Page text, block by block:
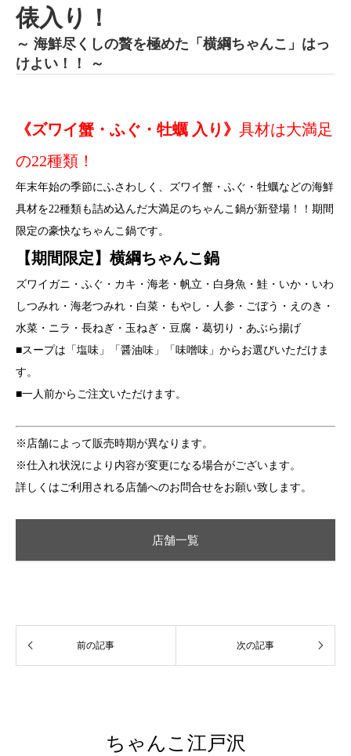
俵入り！
～ 海鮮尽くしの贅を極めた「横綱ちゃんこ」はっ
けよい！！ ～
《ズワイ蟹・ふぐ・牡蠣 入り》 具材は大満足
の22種類！
年末年始の季節にふさわしく、ズワイ蟹・ふぐ・牡蠣などの海鮮
具材を22種類も詰め込んだ大満足のちゃんこ鍋が新登場！！期間
限定の豪快なちゃんこ鍋です。
【期間限定】横綱ちゃんこ鍋
ズワイガニ・ふぐ・カキ・海老・帆立・白身魚・鮭・いか・いわ
しつみれ・海老つみれ・白菜・もやし・人参・ごぼう・えのき・
水菜・ニラ・長ねぎ・玉ねぎ・豆腐・葛切り・あぶら揚げ
■スープは「塩味」「醤油味」「味噌味」からお選びいただけま
す。
■一人前からご注文いただけます。
※店舗によって販売時期が異なります。
※仕入れ状況により内容が変更になる場合がございます。
詳しくはご利用される店舗へのお問合せをお願い致します。
店舗一覧
ちゃんこ江戸沢